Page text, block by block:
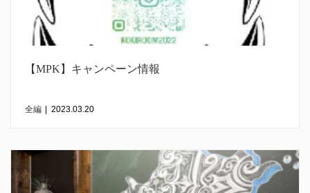
【MPK】キャンペーン情報
全編 | 2023.03.20